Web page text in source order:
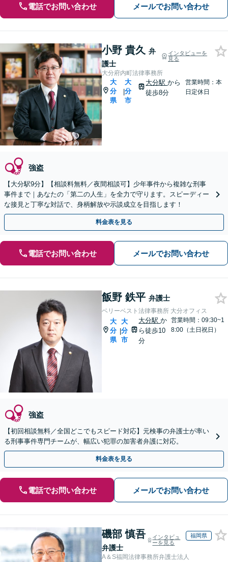
電話でお問い合わせ メールでお問い合わせ
小野 貴久 弁
護士
インタビューを
見る
大分府内町法律事務所
大
分
県
|
大
分
市
大分駅から
徒歩8分
営業時間：本
日定休日
強盗
【大分駅9分】【相談料無料／夜間相談可】少年事件から複雑な刑事
事件まで｜あなたの「第二の人生」を全力で守ります。スピーディー
な接見と丁寧な対話で、身柄解放や示談成立を目指します！
料金表を見る
電話でお問い合わせ メールでお問い合わせ
飯野 鉄平 弁護士
ベリーベスト法律事務所 大分オフィス
大
分
県
|
大
分
市
大分駅か
ら徒歩10
分
営業時間：09:30~1
8:00（土日祝日）
強盗
【初回相談無料／全国どこでもスピード対応】元検事の弁護士が率い
る刑事事件専門チームが、幅広い犯罪の加害者弁護に対応。
料金表を見る
電話でお問い合わせ メールでお問い合わせ
磯部 慎吾
弁護士
インタビュ
ーを見る
福岡県
A＆S福岡法律事務所弁護士法人